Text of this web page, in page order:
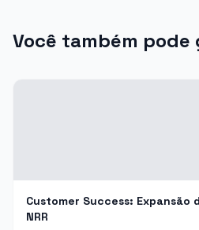
Você também pode
Customer Success: Expansão
NRR